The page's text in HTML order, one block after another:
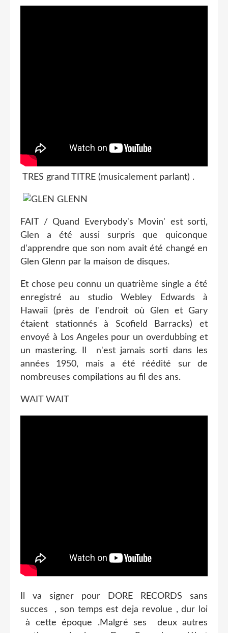
TRES grand TITRE (musicalement parlant) .
FAIT / Quand Everybody's Movin' est sorti,
Glen a été aussi surpris que quiconque
d'apprendre que son nom avait été changé en
Glen Glenn par la maison de disques.
Et chose peu connu un quatrième single a été
enregistré au studio Webley Edwards à
Hawaii (près de l'endroit où Glen et Gary
étaient stationnés à Scofield Barracks) et
envoyé à Los Angeles pour un overdubbing et
un mastering. Il n'est jamais sorti dans les
années 1950, mais a été réédité sur de
nombreuses compilations au fil des ans.
WAIT WAIT
Il va signer pour DORE RECORDS sans
succes , son temps est deja revolue , dur loi
à cette époque .Malgré ses deux autres